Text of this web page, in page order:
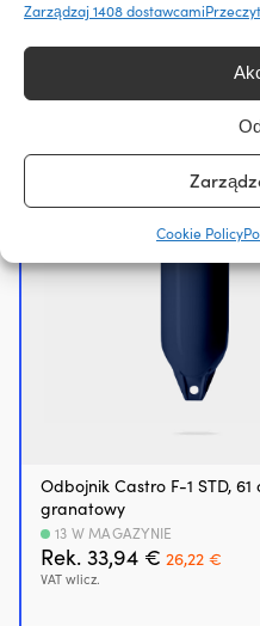
Zarządzaj 1408 dostawcami
Cookie Policy
uszczelnienia,
takie
jak
uszczelniacze
uszczelniacze
zaworów,
może
silnika.
Przeciwdziała
również
rozrzedzaniu
oleju
odbijacze do
Odbojnik Castro F-1 STD, 61
granatowy
Rek. 33,94 € Pierwotna
cena
26,22 €
VAT wlicz.
13 W MAGAZYNIE